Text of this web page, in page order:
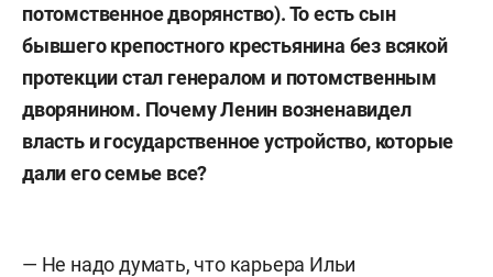
потомственное дворянство). То есть сын
бывшего крепостного крестьянина без всякой
протекции стал генералом и потомственным
дворянином. Почему Ленин возненавидел
власть и государственное устройство, которые
дали его семье все?
— Не надо думать, что карьера Ильи